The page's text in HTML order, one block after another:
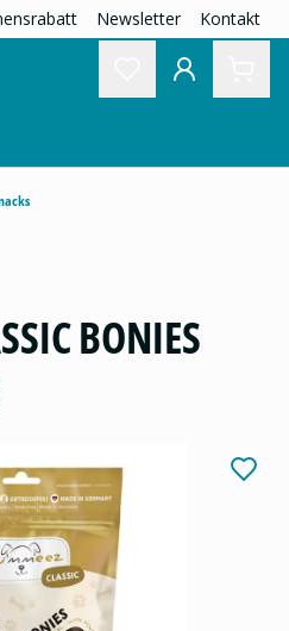
Newsletter Kontakt
BONIES